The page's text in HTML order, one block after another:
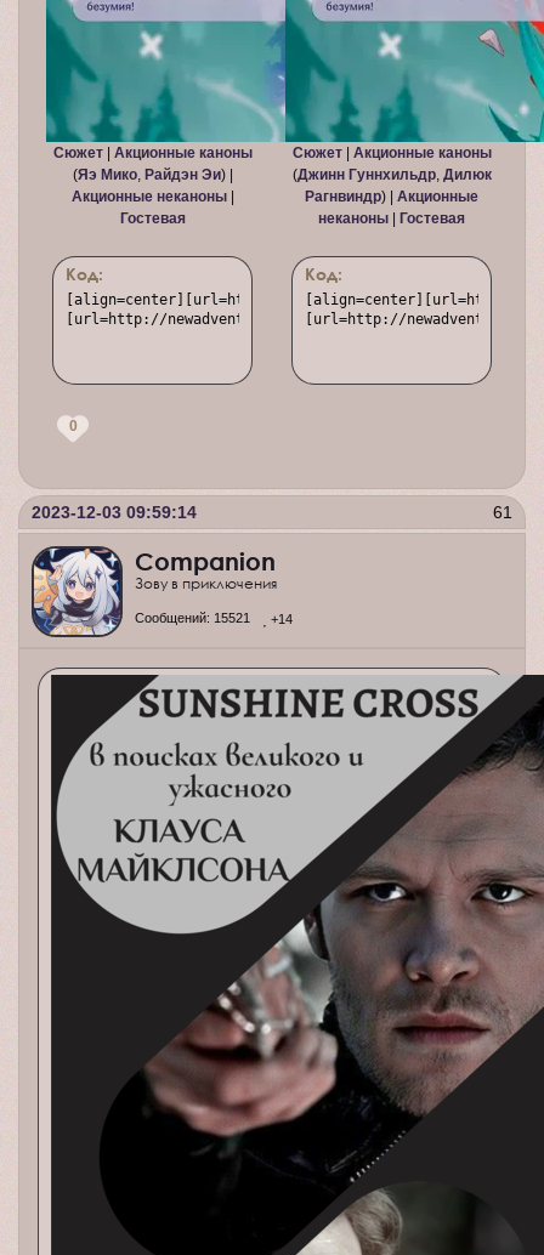
Сюжет| Акционные каноны
(Яэ Мико, Райдэн Эи) |
Акционные неканоны|
Гостевая
Код:
[align=center][url=http://newadventure.rusff.me/
[url=http://newadventure.rusff.me/
Сюжет| Акционные каноны
(Джинн Гуннхильдр, Дилюк
Рагнвиндр) | Акционные
неканоны
Гостевая
Код:
[align=center][url=http://
[url=http://
0
61
2023-12-03 09:59:14
Companion
Зову в приключения
Сообщений: 15521 +14